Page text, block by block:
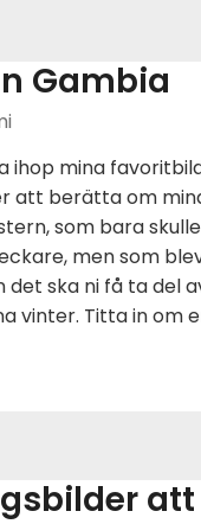
Gambia
ihop mina
att berätta om
som bara
men som
ska ni få ta del
vinter. Titta in om
att